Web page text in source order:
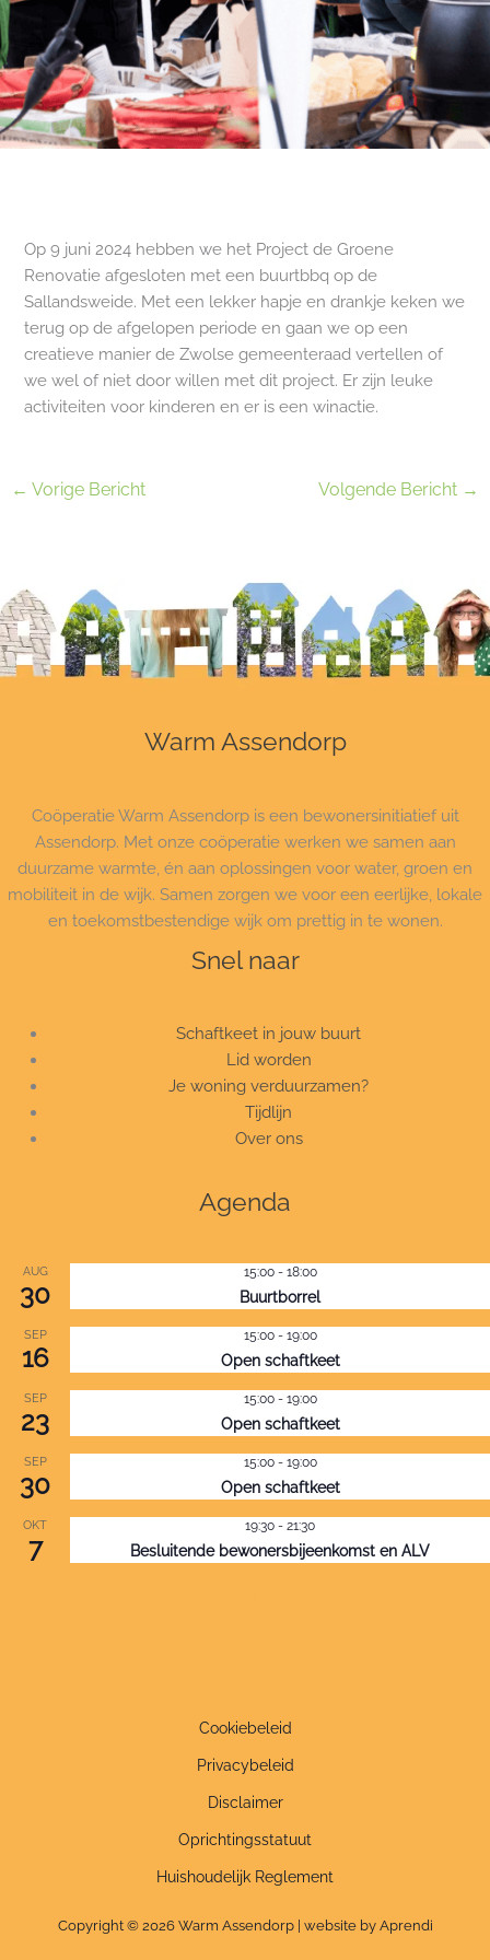
Op 9 juni 2024 hebben we het Project de Groene
Renovatie afgesloten met een buurtbbq op de
Sallandsweide. Met een lekker hapje en drankje keken we
terug op de afgelopen periode en gaan we op een
creatieve manier de Zwolse gemeenteraad vertellen of
we wel of niet door willen met dit project. Er zijn leuke
activiteiten voor kinderen en er is een winactie.
← Vorige Bericht Volgende Bericht →
Warm Assendorp
Coöperatie Warm Assendorp is een bewonersinitiatief uit
Assendorp. Met onze coöperatie werken we samen aan
duurzame warmte, én aan oplossingen voor water, groen en
mobiliteit in de wijk. Samen zorgen we voor een eerlijke, lokale
en toekomstbestendige wijk om prettig in te wonen.
Snel naar
Schaftkeet in jouw buurt
Lid worden
Je woning verduurzamen?
Tijdlijn
Over ons
Agenda
AUG
30
15:00- 18:00
Buurtborrel
SEP
16
15:00- 19:00
Open schaftkeet
SEP
23
15:00- 19:00
Open schaftkeet
SEP
30
15:00- 19:00
Open schaftkeet
OKT
7
19:30 - 21:30
Besluitende bewonersbijeenkomst en ALV
Cookiebeleid
Privacybeleid
Disclaimer
Oprichtingsstatuut
Huishoudelijk Reglement
Copyright © 2026 Warm Assendorp | website by Aprendi